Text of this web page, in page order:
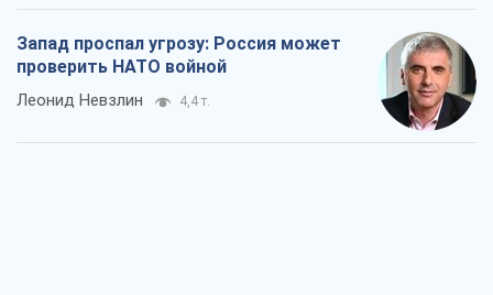
Запад проспал угрозу: Россия может
проверить НАТО войной
Леонид Невзлин 4,4 т.